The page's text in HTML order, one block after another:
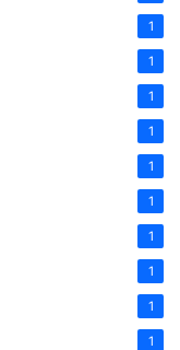
1
1
1
1
1
1
1
1
1
1